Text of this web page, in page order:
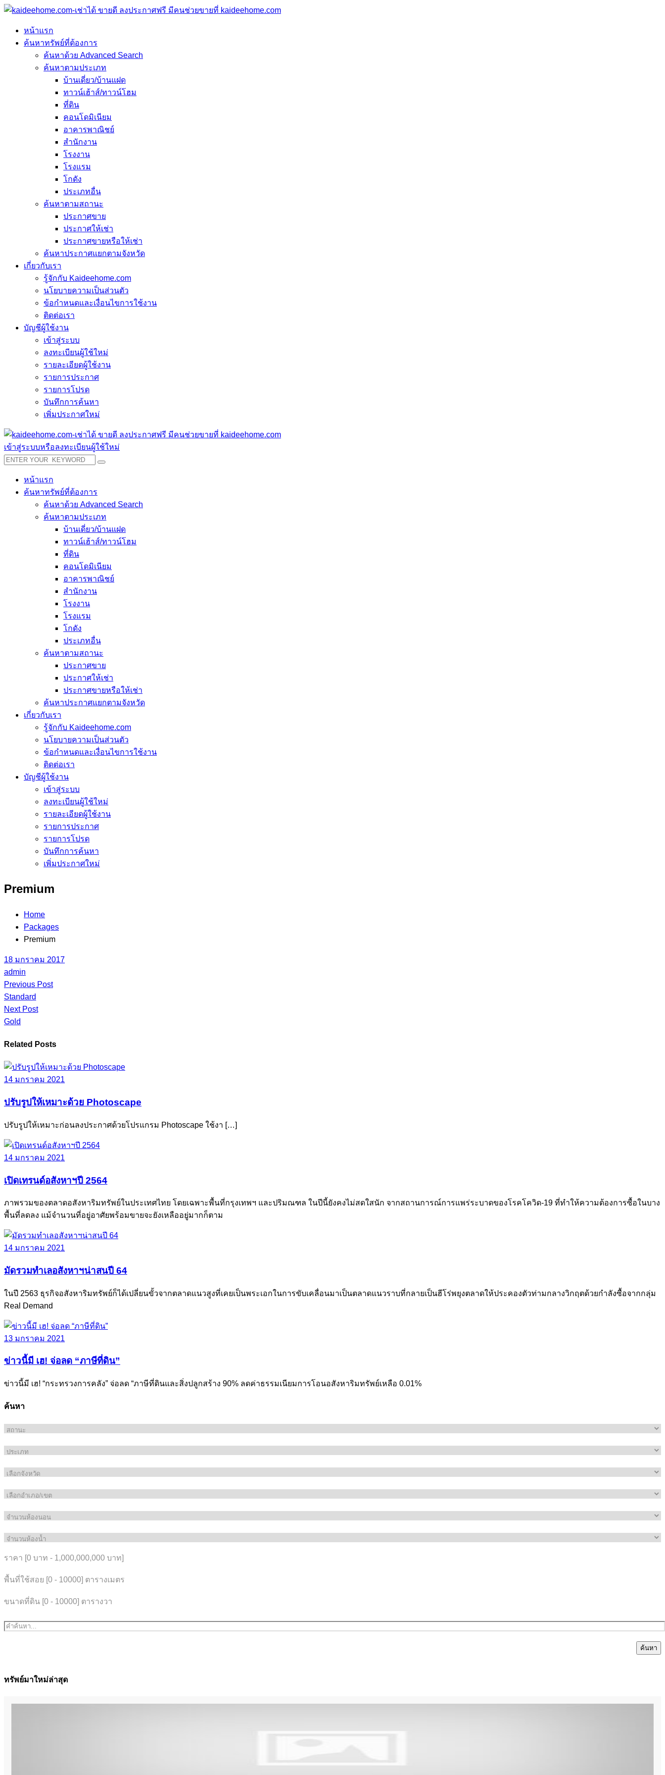
หน้าแรก
ค้นหาทรัพย์ที่ต้องการ
ค้นหาด้วย Advanced Search
ค้นหาตามประเภท
บ้านเดี่ยว/บ้านแฝด
ทาวน์เฮ้าส์/ทาวน์โฮม
ที่ดิน
คอนโดมิเนียม
อาคารพาณิชย์
สำนักงาน
โรงงาน
โรงแรม
โกดัง
ประเภทอื่น
ค้นหาตามสถานะ
ประกาศขาย
ประกาศให้เช่า
ประกาศขายหรือให้เช่า
ค้นหาประกาศแยกตามจังหวัด
เกี่ยวกับเรา
รู้จักกับ Kaideehome.com
นโยบายความเป็นส่วนตัว
ข้อกำหนดและเงื่อนไขการใช้งาน
ติดต่อเรา
บัญชีผู้ใช้งาน
เข้าสู่ระบบ
ลงทะเบียนผู้ใช้ใหม่
รายละเอียดผู้ใช้งาน
รายการประกาศ
รายการโปรด
บันทึกการค้นหา
เพิ่มประกาศใหม่
เข้าสู่ระบบหรือลงทะเบียนผู้ใช้ใหม่
หน้าแรก
ค้นหาทรัพย์ที่ต้องการ
ค้นหาด้วย Advanced Search
ค้นหาตามประเภท
บ้านเดี่ยว/บ้านแฝด
ทาวน์เฮ้าส์/ทาวน์โฮม
ที่ดิน
คอนโดมิเนียม
อาคารพาณิชย์
สำนักงาน
โรงงาน
โรงแรม
โกดัง
ประเภทอื่น
ค้นหาตามสถานะ
ประกาศขาย
ประกาศให้เช่า
ประกาศขายหรือให้เช่า
ค้นหาประกาศแยกตามจังหวัด
เกี่ยวกับเรา
รู้จักกับ Kaideehome.com
นโยบายความเป็นส่วนตัว
ข้อกำหนดและเงื่อนไขการใช้งาน
ติดต่อเรา
บัญชีผู้ใช้งาน
เข้าสู่ระบบ
ลงทะเบียนผู้ใช้ใหม่
รายละเอียดผู้ใช้งาน
รายการประกาศ
รายการโปรด
บันทึกการค้นหา
เพิ่มประกาศใหม่
Premium
Home
Packages
Premium
18 มกราคม 2017
admin
Previous Post
Standard
Next Post
Gold
Related Posts
14 มกราคม 2021
ปรับรูปให้เหมาะด้วย Photoscape
ปรับรูปให้เหมาะก่อนลงประกาศด้วยโปรแกรม Photoscape ใช้งา […]
14 มกราคม 2021
เปิดเทรนด์อสังหาฯปี 2564
ภาพรวมของตลาดอสังหาริมทรัพย์ในประเทศไทย โดยเฉพาะพื้นที่กรุงเทพฯ และปริมณฑล ในปีนี้ยังคงไม่สดใสนัก จากสถานการณ์การแพร่ระบาดของโรคโควิด-19 ที่ทำให้ความต้องการซื้อในบาง
พื้นที่ลดลง แม้จำนวนที่อยู่อาศัยพร้อมขายจะยังเหลืออยู่มากก็ตาม
14 มกราคม 2021
มัดรวมทำเลอสังหาฯน่าสนปี 64
ในปี 2563 ธุรกิจอสังหาริมทรัพย์ก็ได้เปลี่ยนขั้วจากตลาดแนวสูงที่เคยเป็นพระเอกในการขับเคลื่อนมาเป็นตลาดแนวราบที่กลายเป็นฮีโร่พยุงตลาดให้ประคองตัวท่ามกลางวิกฤตด้วยกำลังซื้อจากกลุ่ม
Real Demand
13 มกราคม 2021
ข่าวนี้มี เฮ! จ่อลด “ภาษีที่ดิน”
ข่าวนี้มี เฮ! “กระทรวงการคลัง” จ่อลด “ภาษีที่ดินและสิ่งปลูกสร้าง 90% ลดค่าธรรมเนียมการโอนอสังหาริมทรัพย์เหลือ 0.01%
ค้นหา
ราคา [0 บาท - 1,000,000,000 บาท]
พื้นที่ใช้สอย [0 - 10000] ตารางเมตร
ขนาดที่ดิน [0 - 10000] ตารางวา
ค้นหา
ทรัพย์มาใหม่ล่าสุด